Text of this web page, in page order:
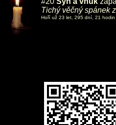
Tichý věčný spánek
Hoří už 23 let, 295 dní, 21 hodin